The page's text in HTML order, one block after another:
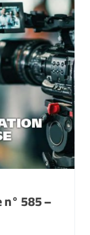
585 –